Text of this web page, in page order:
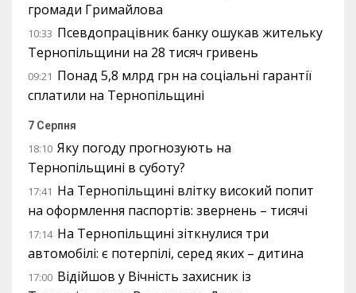
громади Гримайлова
10:33 Псевдопрацівник банку ошукав жительку
Тернопільщини на 28 тисяч гривень
09:21 Понад 5,8 млрд грн на соціальні гарантії
сплатили на Тернопільщині
7 Серпня
18:10 Яку погоду прогнозують на
Тернопільщині в суботу?
17:41 На Тернопільщині влітку високий попит
на оформлення паспортів: звернень – тисячі
17:14 На Тернопільщині зіткнулися три
автомобілі: є потерпілі, серед яких – дитина
17:00 Відійшов у Вічність захисник із